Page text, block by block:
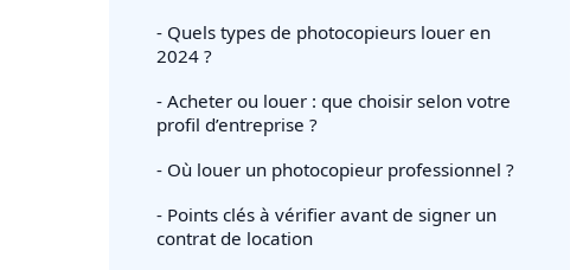
- Quels types de photocopieurs louer en
2024 ?
- Acheter ou louer : que choisir selon votre
profil d’entreprise ?
- Où louer un photocopieur professionnel ?
- Points clés à vérifier avant de signer un
contrat de location